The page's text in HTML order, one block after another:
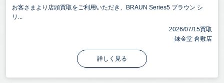
お客さまより店頭買取をご利用いただき、BRAUN Series5 ブラウン シ
リ...
2026/07/15買取
錬金堂 倉敷店
詳しく見る